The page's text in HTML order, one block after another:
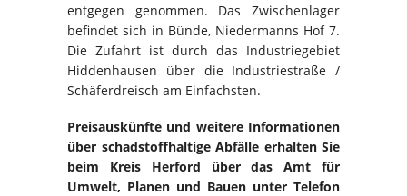
entgegen genommen. Das Zwischenlager
befindet sich in Bünde, Niedermanns Hof 7.
Die Zufahrt ist durch das Industriegebiet
Hiddenhausen über die Industriestraße /
Schäferdreisch am Einfachsten.
Preisauskünfte und weitere Informationen
über schadstoffhaltige Abfälle erhalten Sie
beim Kreis Herford über das Amt für
Umwelt, Planen und Bauen unter Telefon